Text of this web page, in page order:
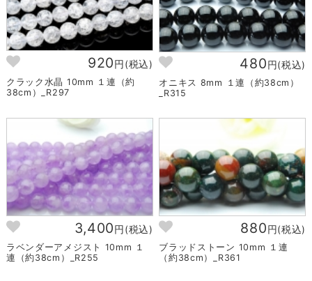
920円(税込)
クラック水晶 10mm １連（約
38cm）_R297
480円(税込)
オニキス 8mm １連（約38cm）
_R315
3,400円(税込)
ラベンダーアメジスト 10mm １
連（約38cm）_R255
880円(税込)
ブラッドストーン 10mm １連
（約38cm）_R361